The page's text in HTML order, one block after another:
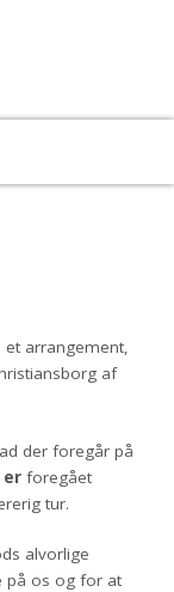
arrangement,
af
der foregår på
er foregået
tur.
alvorlige
på os og for at